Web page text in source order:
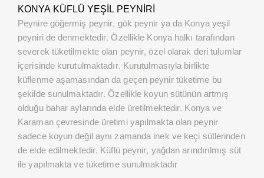
KONYA KÜFLÜ YEŞIL PEYNIRI
Peynire göğermiş peynir, gök peynir ya da Konya yeşil
peyniri de denmektedir. Özellikle Konya halkı tarafından
severek tüketilmekte olan peynir, özel olarak deri tulumlar
içerisinde kurutulmaktadır. Kurutulmasıyla birlikte
küflenme aşamasından da geçen peynir tüketime bu
şekilde sunulmaktadır. Özellikle koyun sütünün artmış
olduğu bahar aylarında elde üretilmektedir. Konya ve
Karaman çevresinde üretimi yapılmakta olan peynir
sadece koyun değil aynı zamanda inek ve keçi sütlerinden
de elde edilmektedir. Küflü peynir, yağdan arındırılmış süt
ile yapılmakta ve tüketime sunulmaktadır